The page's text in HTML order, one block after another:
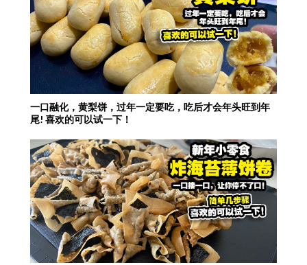
一口融化，黄梨饼，过年一定要吃，吃后才会年头旺到年
尾! 喜欢的可以试一下！